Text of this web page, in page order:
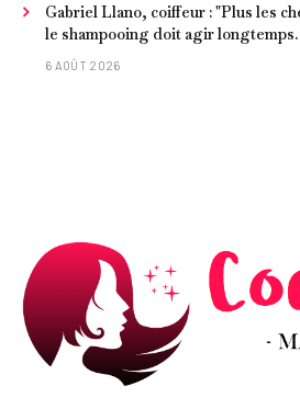
Gabriel Llano, coiffeur : "Plus les
le shampooing doit agir
laisser entre 1 et 3 minutes."
6 AOÛT 2026